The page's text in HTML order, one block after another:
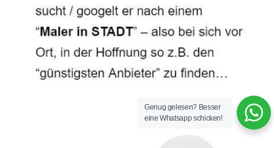
Genug gelesen? Besser
eine Whatsapp schicken!